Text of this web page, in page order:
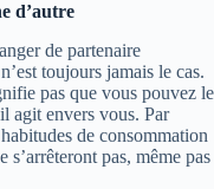
d’autre
de partenaire
toujours jamais le cas.
pas que vous pouvez le
agit envers vous. Par
de consommation
s’arrêteront pas, même pas